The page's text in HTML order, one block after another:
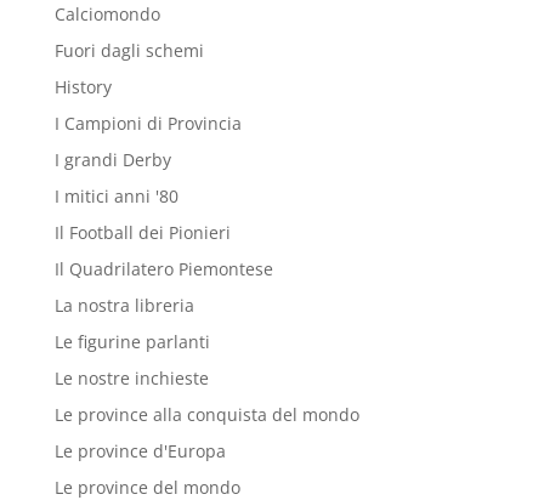
Calciomondo
Fuori dagli schemi
History
I Campioni di Provincia
I grandi Derby
I mitici anni '80
Il Football dei Pionieri
Il Quadrilatero Piemontese
La nostra libreria
Le figurine parlanti
Le nostre inchieste
Le province alla conquista del mondo
Le province d'Europa
Le province del mondo